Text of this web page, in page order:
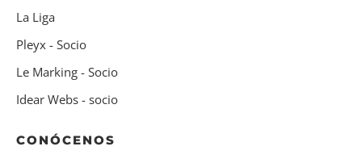
La Liga
Pleyx - Socio
Le Marking - Socio
Idear Webs - socio
CONÓCENOS